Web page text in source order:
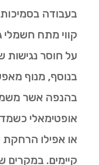
בעבודה בסמיכות
קווי מתח חשמלי
על חוסר נגישות
בנוסף, מנוף
בהנפה אשר
אופטימאלי
או אפילו הרחקת